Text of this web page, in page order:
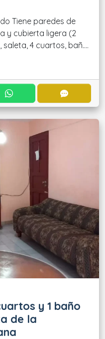
Tiene paredes de
y cubierta ligera (2
4 cuartos, bañ....
CONTACTAR POR
y 1 baño
de la